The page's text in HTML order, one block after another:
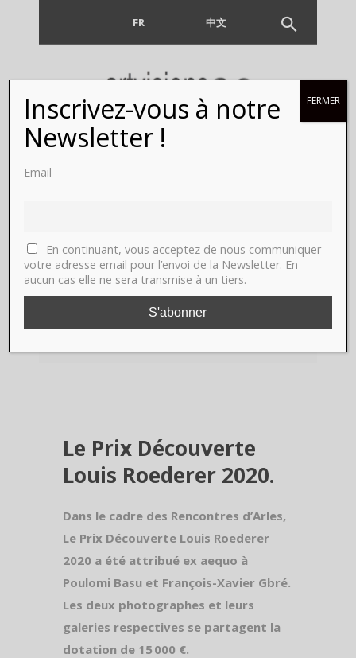
FR 中文
Le Prix
Louis
Roederer
2020.
Le Prix Découverte
Louis Roederer 2020.
Dans le cadre des Rencontres d’Arles,
Le Prix Découverte Louis Roederer
2020 a été attribué ex aequo à
Poulomi Basu et François-Xavier Gbré.
Les deux photographes et leurs
galeries respectives se partagent la
dotation de 15 000 €.
Inscrivez-vous à notre
Newsletter !
Email
En continuant, vous acceptez de nous communiquer
votre adresse email pour l’envoi de la Newsletter. En
aucun cas elle ne sera transmise à un tiers.
FERMER